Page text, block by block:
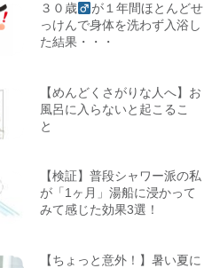
３０歳
が１年間ほとんどせ
っけんで身体を洗わず入浴し
た結果・・・
【めんどくさがりな人へ】お
風呂に入らないと起こるこ
と
【検証】普段シャワー派の私
が「1ヶ月」湯船に浸かって
みて感じた効果3選！
【ちょっと意外！】暑い夏に